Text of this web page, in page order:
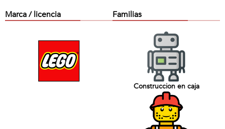
Marca / licencia Familias
Construccion en caja